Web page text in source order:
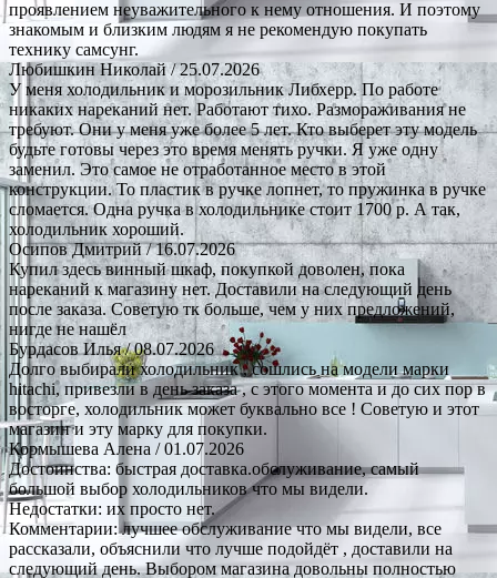
проявлением неуважительного к нему отношения. И поэтому
знакомым и близким людям я не рекомендую покупать
технику самсунг.
Любишкин Николай/ 25.07.2026
У меня холодильник и морозильник Либхерр. По работе
никаких нареканий нет. Работают тихо. Размораживания не
требуют. Они у меня уже более 5 лет. Кто выберет эту модель
будьте готовы через это время менять ручки. Я уже одну
заменил. Это самое не отработанное место в этой
конструкции. То пластик в ручке лопнет, то пружинка в ручке
сломается. Одна ручка в холодильнике стоит 1700 р. А так,
холодильник хороший.
Осипов Дмитрий/ 16.07.2026
Купил здесь винный шкаф, покупкой доволен, пока
нареканий к магазину нет. Доставили на следующий день
после заказа. Советую тк больше, чем у них предложений,
нигде не нашёл
Бурдасов Илья/ 08.07.2026
Долго выбирали холодильник , сошлись на модели марки
hitachi, привезли в день заказа , с этого момента и до сих пор в
восторге, холодильник может буквально все ! Советую и этот
магазин и эту марку для покупки.
Кормышева Алена / 01.07.2026
Достоинства: быстрая доставка.обслуживание, самый
большой выбор холодильников что мы видели.
Недостатки: их просто нет.
Комментарии: лучшее обслуживание что мы видели, все
рассказали, объяснили что лучше подойдёт , доставили на
следующий день. Выбором магазина довольны полностью